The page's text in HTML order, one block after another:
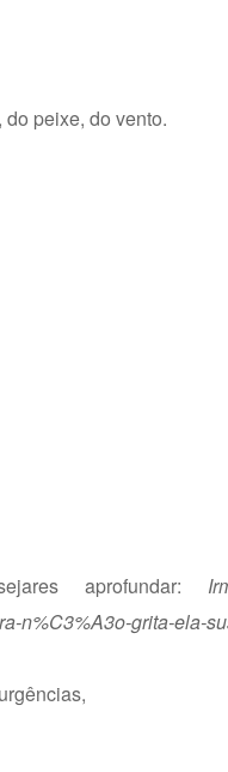
peixe, do vento.
aprofundar:
n%C3%A3o-grita-ela-